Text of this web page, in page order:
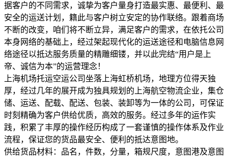
据客户的不同需求，诚挚为客户量身打造最实惠、最便利、最
安全的运送计划，籍此与客户树立安定的协作联络。跟着商场
不断的改变，咱们将不断立异，满足客户的需求，在依托公司
本身网络的基础上，经过架起现代化的运送途径和电脑信息网
络途径以抵达服务质量的精雕细镂，并以此完结“用户是上
帝、诚信为本”的运营理念！
上海机场托运空运公司坐落上海虹桥机场，地理方位得天独
厚，经过几年的展开成为独具规划的上海航空物流企业，集仓
储、运送、配载、配送、包装、装卸等为一体的公司，可保证
时刻精确为客户供给优质，高效的服务。经过多年的运作实
践，积累了丰厚的操作经历构成了一套谨慎的操作体系及作业
流程，保证您的货品最安全、便利的抵达意图地。
供给货品材料：品名，件数，分量，箱规尺度，意图港及意图